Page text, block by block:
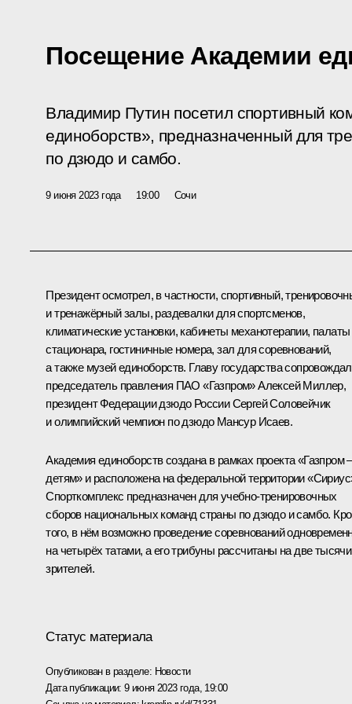
Посещение Академии
Владимир Путин посетил спортивный
единоборств», предназначенный для
по дзюдо и самбо.
9 июня 2023 года 19:00 Сочи
Президент осмотрел, в частности, спортивный,
и тренажёрный залы, раздевалки для спортсменов,
климатические установки, кабинеты механотерапии, палаты
стационара, гостиничные номера, зал для соревнований,
а также музей единоборств. Главу государства
председатель правления ПАО «Газпром»Алексей Миллер,
президент Федерации дзюдо России Сергей Соловейчик
и олимпийский чемпион по дзюдо Мансур Исаев.
Академия единоборств создана в рамках проекта «Газпром –
детям» и расположена на федеральной территории
Спорткомплекс предназначен для учебно-тренировочных
сборов национальных команд страны по дзюдо и самбо.
того, в нём возможно проведение соревнований
на четырёх татами, а его трибуны рассчитаны на две тысячи
зрителей.
Статус материала
Опубликован в разделе: Новости
Дата публикации:9 июня 2023 года, 19:00